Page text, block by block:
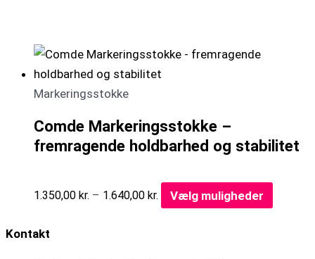
Markeringsstokke
Comde Markeringsstokke –
fremragende holdbarhed og stabilitet
1.350,00 kr. – 1.640,00 kr. Vælg muligheder
Kontakt